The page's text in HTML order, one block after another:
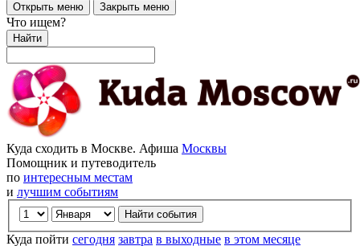
Открыть меню Закрыть меню
Что ищем?
Найти
Куда сходить в Москве. Афиша Москвы
Помощник и путеводитель
по интересным местам
и лучшим событиям
Куда пойти сегодня завтра в выходные в этом месяце